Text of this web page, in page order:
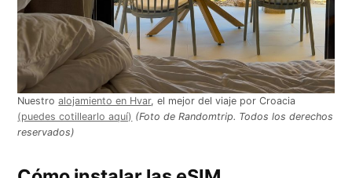
Nuestroalojamiento en Hvar, el mejor del viaje por Croacia
(puedes cotillearlo aquí) (Foto de Randomtrip. Todos los derechos
reservados)